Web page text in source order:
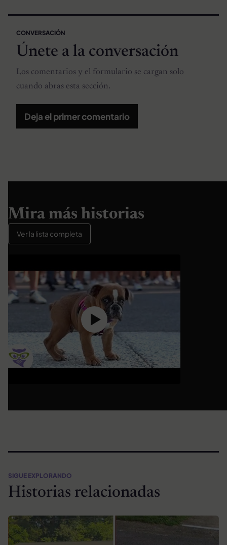
CONVERSACIÓN
Únete a la conversación
Los comentarios y el formulario se cargan solo
cuando abras esta sección.
Deja el primer comentario
Mira más historias
Ver la lista completa
SIGUE EXPLORANDO
Historias relacionadas